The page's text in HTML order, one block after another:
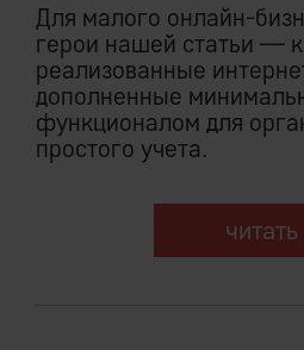
Для малого онлайн-
герои нашей статьи —
реализованные
дополненные
функционалом для
простого учета.
читать